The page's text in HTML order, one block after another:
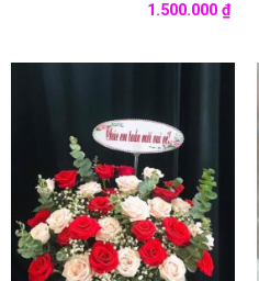
1.500.000 ₫